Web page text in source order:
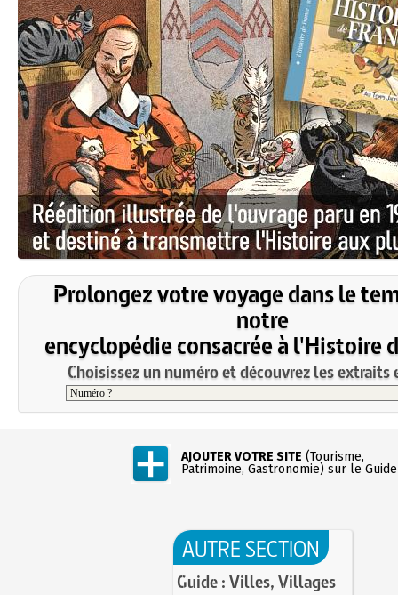
Prolongez votre voyage dans le
notre
encyclopédie consacrée à l'Histoire
Choisissez un numéro et découvrez les extraits
AJOUTER VOTRE SITE (Tourisme,
Patrimoine, Gastronomie) sur le Guide
AUTRE SECTION
Guide : Villes, Villages